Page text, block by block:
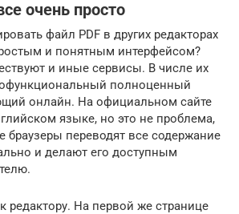
очень просто
файл PDF в других редакторах
и понятным интерфейсом?
и иные сервисы. В числе их
полноценный
онлайн. На официальном сайте
языке, но это не проблема,
браузеры переводят все содержание
и делают его доступным
редактору. На первой же странице